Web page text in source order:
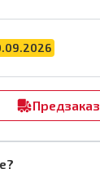
Предзаказ